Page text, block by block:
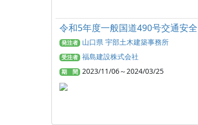
令和5年度一般国道490号交通安
発注者 山口県 宇部土木建築事務所
受注者 福島建設株式会社
期 間 2023/11/06～2024/03/25